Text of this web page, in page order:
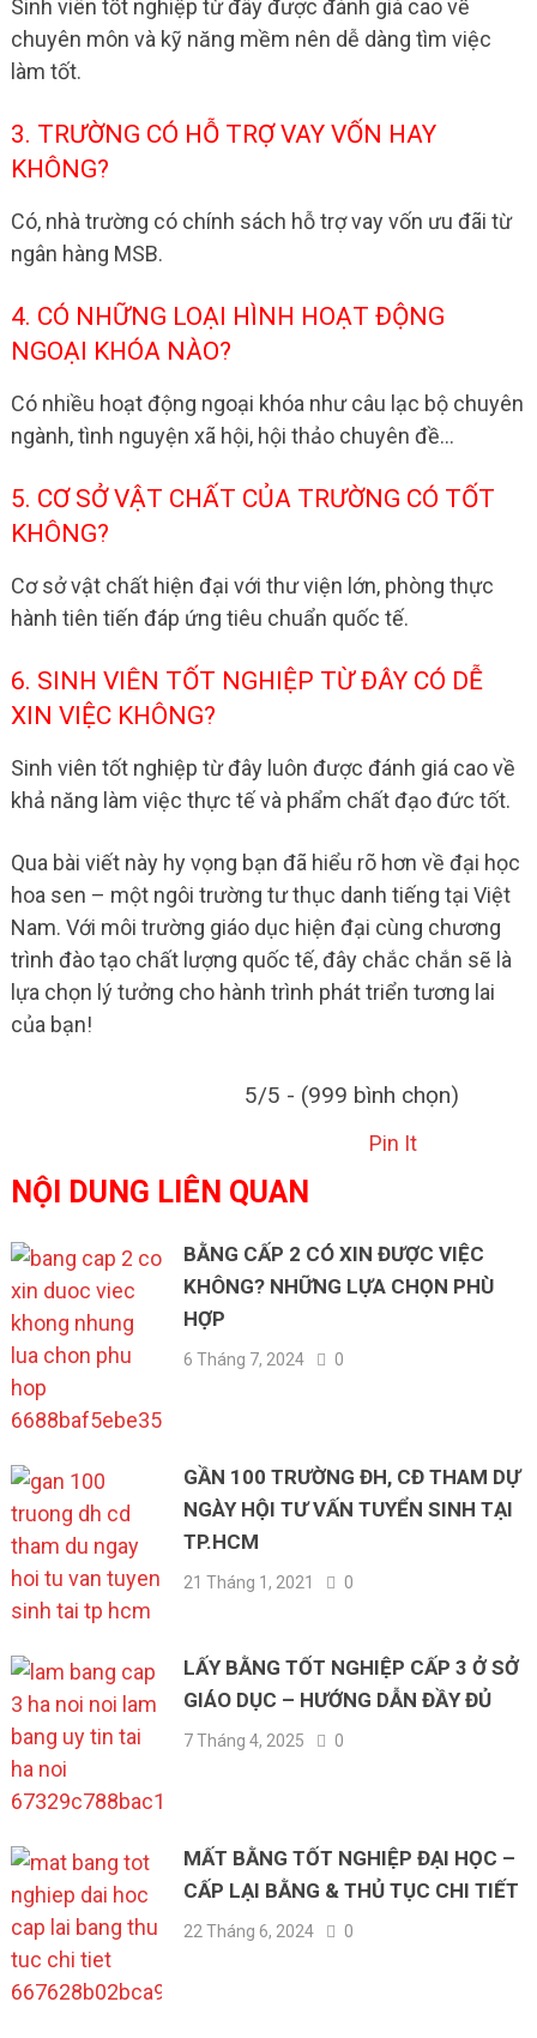
Sinh viên tốt nghiệp từ đây được đánh giá cao về
chuyên môn và kỹ năng mềm nên dễ dàng tìm việc
làm tốt.
3. TRƯỜNG CÓ HỖ TRỢ VAY VỐN HAY
KHÔNG?
Có, nhà trường có chính sách hỗ trợ vay vốn ưu đãi từ
ngân hàng MSB.
4. CÓ NHỮNG LOẠI HÌNH HOẠT ĐỘNG
NGOẠI KHÓA NÀO?
Có nhiều hoạt động ngoại khóa như câu lạc bộ chuyên
ngành, tình nguyện xã hội, hội thảo chuyên đề…
5. CƠ SỞ VẬT CHẤT CỦA TRƯỜNG CÓ TỐT
KHÔNG?
Cơ sở vật chất hiện đại với thư viện lớn, phòng thực
hành tiên tiến đáp ứng tiêu chuẩn quốc tế.
6. SINH VIÊN TỐT NGHIỆP TỪ ĐÂY CÓ DỄ
XIN VIỆC KHÔNG?
Sinh viên tốt nghiệp từ đây luôn được đánh giá cao về
khả năng làm việc thực tế và phẩm chất đạo đức tốt.
Qua bài viết này hy vọng bạn đã hiểu rõ hơn về đại học
hoa sen – một ngôi trường tư thục danh tiếng tại Việt
Nam. Với môi trường giáo dục hiện đại cùng chương
trình đào tạo chất lượng quốc tế, đây chắc chắn sẽ là
lựa chọn lý tưởng cho hành trình phát triển tương lai
của bạn!
5/5 - (999 bình chọn)
Pin It
NỘI DUNG LIÊN QUAN
BẰNG CẤP 2 CÓ XIN ĐƯỢC VIỆC
KHÔNG? NHỮNG LỰA CHỌN PHÙ
HỢP
6 Tháng 7, 2024 0
GẦN 100 TRƯỜNG ĐH, CĐ THAM DỰ
NGÀY HỘI TƯ VẤN TUYỂN SINH TẠI
TP.HCM
21 Tháng 1, 2021 0
LẤY BẰNG TỐT NGHIỆP CẤP 3 Ở SỞ
GIÁO DỤC – HƯỚNG DẪN ĐẦY ĐỦ
7 Tháng 4, 2025 0
MẤT BẰNG TỐT NGHIỆP ĐẠI HỌC –
CẤP LẠI BẰNG & THỦ TỤC CHI TIẾT
22 Tháng 6, 2024 0